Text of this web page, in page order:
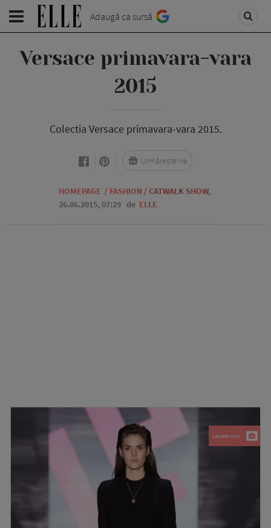
Adaugă ca sursă
Versace primavara-vara
2015
Colectia Versace primavara-vara 2015.
HOMEPAGE / FASHION / CATWALK SHOW,
26.06.2015, 07:29 de ELLE
Urmărește-ne